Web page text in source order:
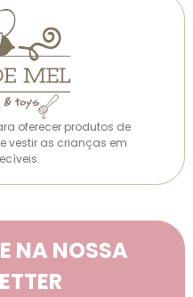
oferecer produtos de
vestir as crianças em
NA NOSSA